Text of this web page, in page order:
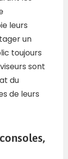
leurs
un
toujours
sont
du
de leurs